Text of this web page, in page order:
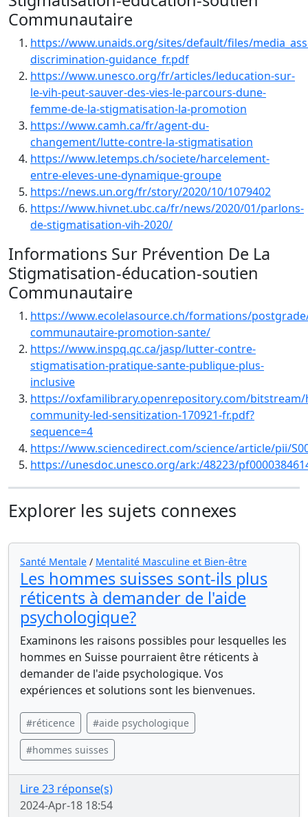
Communautaire
https://www.unaids.org/sites/default/files/
discrimination-guidance_fr.pdf
https://www.unesco.org/fr/articles/leducation-sur-
le-vih-peut-sauver-des-vies-le-parcours-dune-
femme-de-la-stigmatisation-la-promotion
https://www.camh.ca/fr/agent-du-
changement/lutte-contre-la-stigmatisation
https://www.letemps.ch/societe/harcelement-
entre-eleves-une-dynamique-groupe
https://news.un.org/fr/story/2020/10/1079402
https://www.hivnet.ubc.ca/fr/news/2020/01/parlons-
de-stigmatisation-vih-2020/
Informations Sur Prévention De La
Stigmatisation-éducation-soutien
Communautaire
https://www.ecolelasource.ch/formations/
communautaire-promotion-sante/
https://www.inspq.qc.ca/jasp/lutter-contre-
stigmatisation-pratique-sante-publique-plus-
inclusive
https://oxfamilibrary.openrepository.com/bitstream/
community-led-sensitization-170921-fr.pdf?
sequence=4
https://www.sciencedirect.com/science/article/pii/
https://unesdoc.unesco.org/ark:/48223/
Explorer les sujets connexes
Santé Mentale / Mentalité Masculine et Bien-être
Les hommes suisses sont-ils plus
réticents à demander de l'aide
psychologique?
Examinons les raisons possibles pour lesquelles les
hommes en Suisse pourraient être réticents à
demander de l'aide psychologique. Vos
expériences et solutions sont les bienvenues.
#réticence #aide psychologique
#hommes suisses
Lire 23 réponse(s)
2024-Apr-18 18:54